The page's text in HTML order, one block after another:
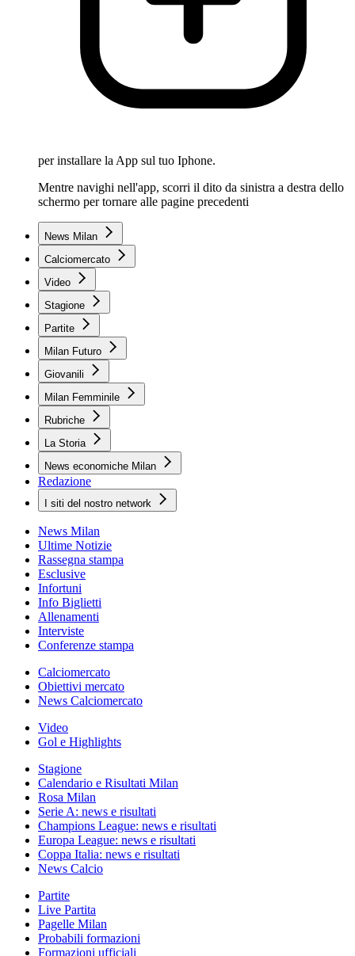
per installare la App sul tuo Iphone.
Mentre navighi nell'app, scorri il dito da sinistra a destra dello
schermo per tornare alle pagine precedenti
News Milan
Calciomercato
Video
Stagione
Partite
Milan Futuro
Giovanili
Milan Femminile
Rubriche
La Storia
News economiche Milan
Redazione
I siti del nostro network
News Milan
Ultime Notizie
Rassegna stampa
Esclusive
Infortuni
Info Biglietti
Allenamenti
Interviste
Conferenze stampa
Calciomercato
Obiettivi mercato
News Calciomercato
Video
Gol e Highlights
Stagione
Calendario e Risultati Milan
Rosa Milan
Serie A: news e risultati
Champions League: news e risultati
Europa League: news e risultati
Coppa Italia: news e risultati
News Calcio
Partite
Live Partita
Pagelle Milan
Probabili formazioni
Formazioni ufficiali